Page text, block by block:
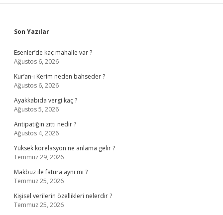
Sidebar
Son Yazılar
Esenler’de kaç mahalle var ?
Ağustos 6, 2026
Kur’an-ı Kerim neden bahseder ?
Ağustos 6, 2026
Ayakkabıda vergi kaç ?
Ağustos 5, 2026
Antipatiğin zıttı nedir ?
Ağustos 4, 2026
Yüksek korelasyon ne anlama gelir ?
Temmuz 29, 2026
Makbuz ile fatura aynı mı ?
Temmuz 25, 2026
Kişisel verilerin özellikleri nelerdir ?
Temmuz 25, 2026